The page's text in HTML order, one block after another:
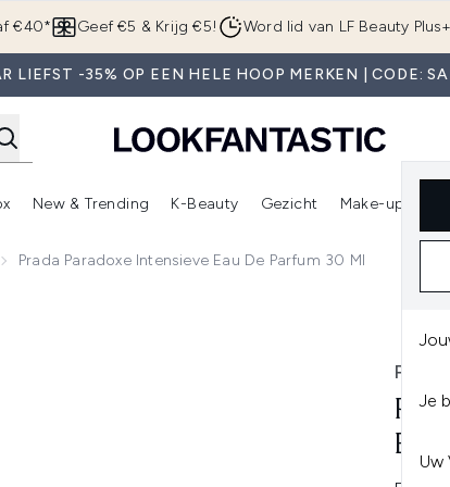
Overslaan naar de hoofdinhoud
€40* Geef €5 & Krijg €5! Word lid van LF Beauty Plus+
LIEFST -35% OP EEN HELE HOOP MERKEN | CODE:
Je
Uw
Enter submenu (Merken) Enter submenu (Beauty Box)
New & Trending
Enter submenu (New & Trending)
K-Beauty
Enter submenu (K-Beauty)
Gezicht Make-up
Prada Paradoxe Intensieve Eau De Parfum 30 Ml